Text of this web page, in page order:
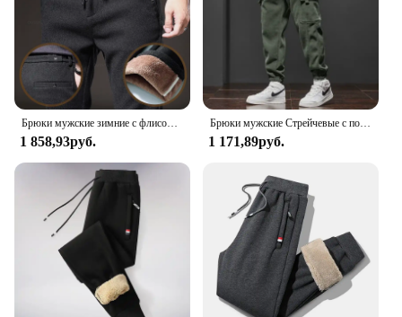
1 858,93руб.
Брюки мужские Стрейчевые с поясом на резинке, повседневные Прямые шаровары для бега, спортивные длинные штаны, весна-осень
1 171,89руб.